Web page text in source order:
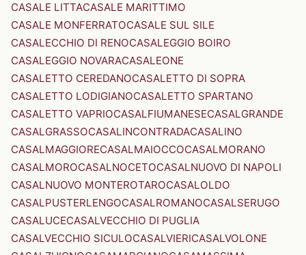
CASALE LITTACASALE MARITTIMO
CASALE MONFERRATOCASALE SUL SILE
CASALECCHIO DI RENOCASALEGGIO BOIRO
CASALEGGIO NOVARACASALEONE
CASALETTO CEREDANOCASALETTO DI SOPRA
CASALETTO LODIGIANOCASALETTO SPARTANO
CASALETTO VAPRIOCASALFIUMANESECASALGRANDE
CASALGRASSOCASALINCONTRADACASALINO
CASALMAGGIORECASALMAIOCCOCASALMORANO
CASALMOROCASALNOCETOCASALNUOVO DI NAPOLI
CASALNUOVO MONTEROTAROCASALOLDO
CASALPUSTERLENGOCASALROMANOCASALSERUGO
CASALUCECASALVECCHIO DI PUGLIA
CASALVECCHIO SICULOCASALVIERICASALVOLONE